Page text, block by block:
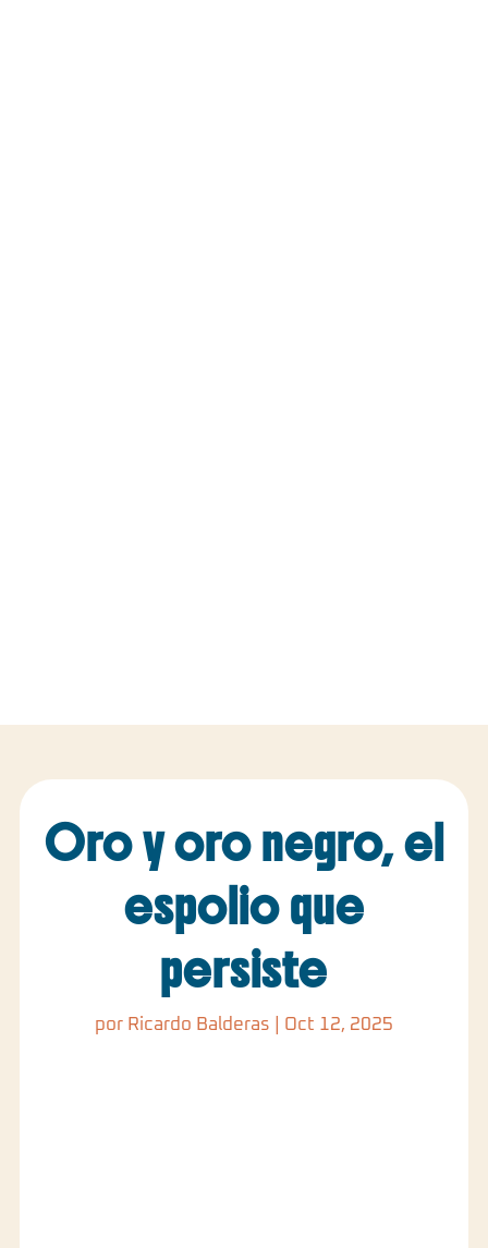
Oro y oro negro, el
espolio que
persiste
por Ricardo Balderas Oct 12, 2025